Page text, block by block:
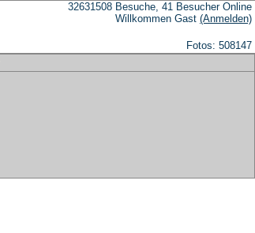
32631508 Besuche, 41 Besucher Online
Willkommen Gast (Anmelden)
Fotos: 508147